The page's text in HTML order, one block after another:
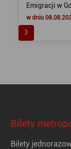
Emigracji w
w dniu
Bilety
Bilety